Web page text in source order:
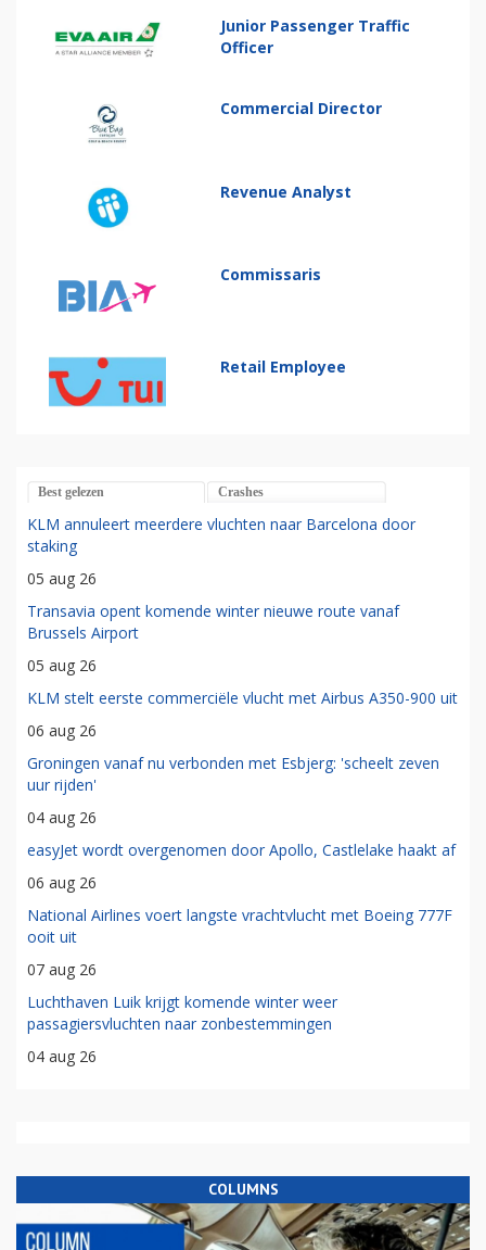
Junior Passenger Traffic
Officer
Commercial Director
Revenue Analyst
Commissaris
Retail Employee
Best gelezen Crashes
KLM annuleert meerdere vluchten naar Barcelona door
staking
05 aug 26
Transavia opent komende winter nieuwe route vanaf
Brussels Airport
05 aug 26
KLM stelt eerste commerciële vlucht met Airbus A350-900 uit
06 aug 26
Groningen vanaf nu verbonden met Esbjerg: 'scheelt zeven
uur rijden'
04 aug 26
easyJet wordt overgenomen door Apollo, Castlelake haakt af
06 aug 26
National Airlines voert langste vrachtvlucht met Boeing 777F
ooit uit
07 aug 26
Luchthaven Luik krijgt komende winter weer
passagiersvluchten naar zonbestemmingen
04 aug 26
COLUMNS